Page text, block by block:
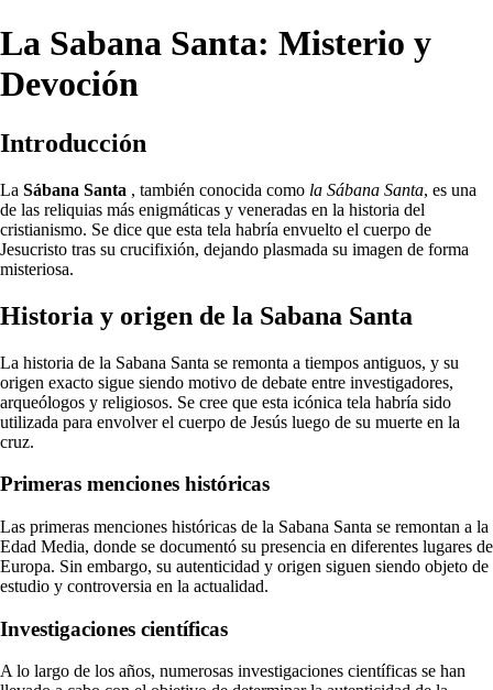
La Sabana Santa: Misterio y
Devoción
Introducción
La Sábana Santa , también conocida como la Sábana Santa, es una
de las reliquias más enigmáticas y veneradas en la historia del
cristianismo. Se dice que esta tela habría envuelto el cuerpo de
Jesucristo tras su crucifixión, dejando plasmada su imagen de forma
misteriosa.
Historia y origen de la Sabana Santa
La historia de la Sabana Santa se remonta a tiempos antiguos, y su
origen exacto sigue siendo motivo de debate entre investigadores,
arqueólogos y religiosos. Se cree que esta icónica tela habría sido
utilizada para envolver el cuerpo de Jesús luego de su muerte en la
cruz.
Primeras menciones históricas
Las primeras menciones históricas de la Sabana Santa se remontan a la
Edad Media, donde se documentó su presencia en diferentes lugares de
Europa. Sin embargo, su autenticidad y origen siguen siendo objeto de
estudio y controversia en la actualidad.
Investigaciones científicas
A lo largo de los años, numerosas investigaciones científicas se han